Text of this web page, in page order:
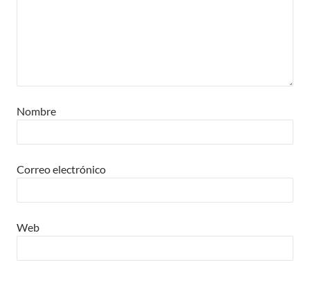
Nombre
Correo electrónico
Web